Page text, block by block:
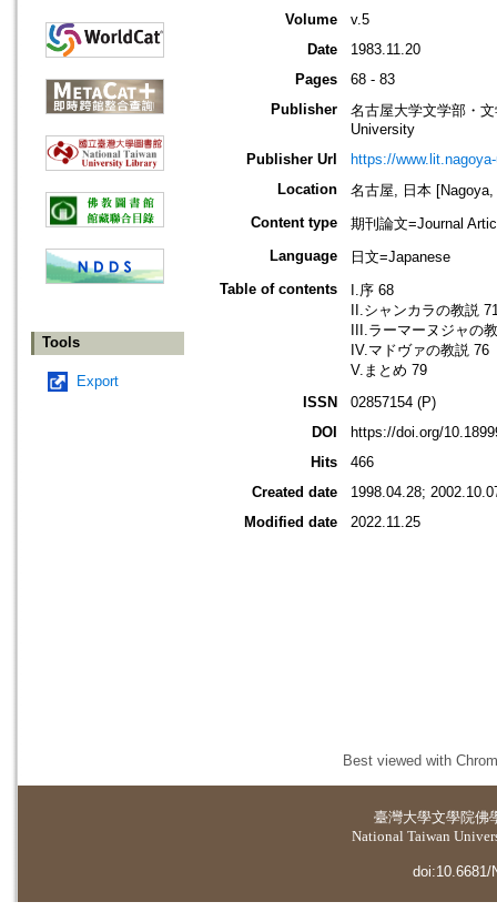
Tools
Export
Volume
v.5
Date
1983.11.20
Pages
68 - 83
Publisher
名古屋大学文学部・
University
Publisher Url
https://
Location
名古屋, 日本
Content type
期刊論文=Journal
Language
日文=Japanese
Table of contents
I.序 68
II.シャンカラの教説
III.ラーマーヌジャの
IV.マドヴァの教説 76
V.まとめ 79
ISSN
02857154 (P)
DOI
https://doi.org/
Hits
466
Created date
1998.04.28;
Modified date
2022.11.25
Best viewed with
臺灣大學文學院佛
National Taiwan
doi:10.6681/